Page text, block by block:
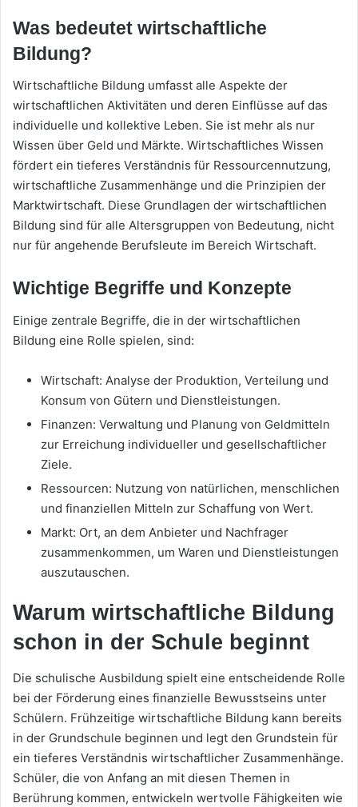
Was bedeutet wirtschaftliche
Bildung?
Wirtschaftliche Bildung umfasst alle Aspekte der
wirtschaftlichen Aktivitäten und deren Einflüsse auf das
individuelle und kollektive Leben. Sie ist mehr als nur
Wissen über Geld und Märkte. Wirtschaftliches Wissen
fördert ein tieferes Verständnis für Ressourcennutzung,
wirtschaftliche Zusammenhänge und die Prinzipien der
Marktwirtschaft. Diese Grundlagen der wirtschaftlichen
Bildung sind für alle Altersgruppen von Bedeutung, nicht
nur für angehende Berufsleute im Bereich Wirtschaft.
Wichtige Begriffe und Konzepte
Einige zentrale Begriffe, die in der wirtschaftlichen
Bildung eine Rolle spielen, sind:
Wirtschaft: Analyse der Produktion, Verteilung und
Konsum von Gütern und Dienstleistungen.
Finanzen: Verwaltung und Planung von Geldmitteln
zur Erreichung individueller und gesellschaftlicher
Ziele.
Ressourcen: Nutzung von natürlichen, menschlichen
und finanziellen Mitteln zur Schaffung von Wert.
Markt: Ort, an dem Anbieter und Nachfrager
zusammenkommen, um Waren und Dienstleistungen
auszutauschen.
Warum wirtschaftliche Bildung
schon in der Schule beginnt
Die schulische Ausbildung spielt eine entscheidende Rolle
bei der Förderung eines finanzielle Bewusstseins unter
Schülern. Frühzeitige wirtschaftliche Bildung kann bereits
in der Grundschule beginnen und legt den Grundstein für
ein tieferes Verständnis wirtschaftlicher Zusammenhänge.
Schüler, die von Anfang an mit diesen Themen in
Berührung kommen, entwickeln wertvolle Fähigkeiten wie